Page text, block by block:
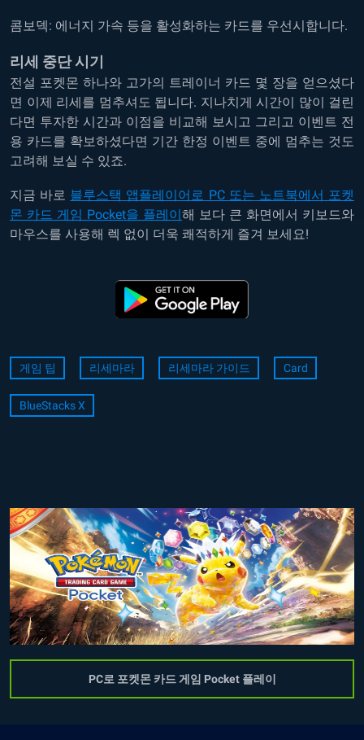
콤보덱: 에너지 가속 등을 활성화하는 카드를 우선시합니다.
리세 중단 시기
전설 포켓몬 하나와 고가의 트레이너 카드 몇 장을 얻으셨다
면 이제 리세를 멈추셔도 됩니다. 지나치게 시간이 많이 걸린
다면 투자한 시간과 이점을 비교해 보시고 그리고 이벤트 전
용 카드를 확보하셨다면 기간 한정 이벤트 중에 멈추는 것도
고려해 보실 수 있죠.
지금 바로 블루스택 앱플레이어로 PC 또는 노트북에서 포켓
몬 카드 게임 Pocket을 플레이해 보다 큰 화면에서 키보드와
마우스를 사용해 렉 없이 더욱 쾌적하게 즐겨 보세요!
게임 팁 리세마라 리세마라 가이드 Card
BlueStacks X
PC로 포켓몬 카드 게임 Pocket 플레이